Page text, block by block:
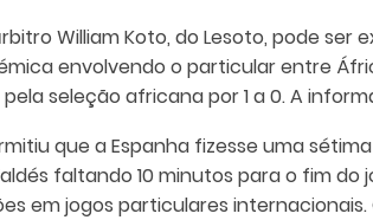
William Koto, do Lesoto, pode ser
envolvendo o particular entre
seleção africana por 1 a 0. A
que a Espanha fizesse uma
faltando 10 minutos para o fim do
em jogos particulares